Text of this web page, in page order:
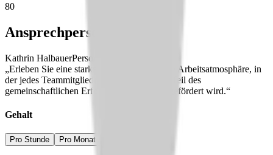
80
Ansprechperson
Kathrin HalbauerPersonal
„Erleben Sie eine starke und wertschätzende Arbeitsatmosphäre, in
der jedes Teammitglied als unverzichtbarer Teil des
gemeinschaftlichen Erfolgs anerkannt und gefördert wird.“
Gehalt
Pro Stunde Pro Monat